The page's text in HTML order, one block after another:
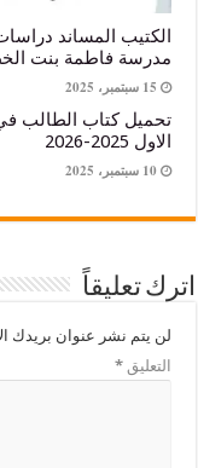
فاطمة بنت الخطاب
الطالب في مادة
عنوان بريدك الإلكتروني.